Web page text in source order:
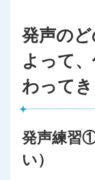
発声の
よって
わって
発声練習
い）